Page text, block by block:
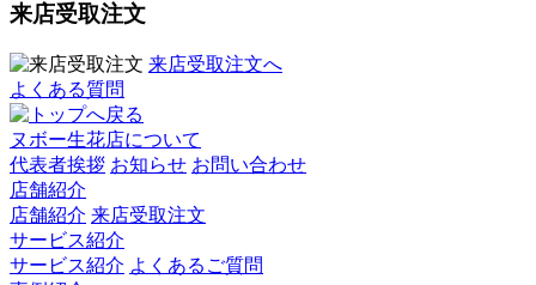
来店受取注文
来店受取注文へ
よくある質問
ヌボー生花店について
代表者挨拶 お知らせ お問い合わせ
店舗紹介
店舗紹介 来店受取注文
サービス紹介
サービス紹介 よくあるご質問